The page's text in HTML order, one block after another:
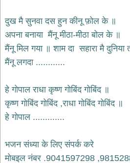
जैन
भजन
jain
bhajans
दुर्गा
durga
bhajans
गणेश
भजन
राम
दुख मै सुनवा दस हुन कीनू फ़ोल के ॥
अपना बनाया मैंनू मीठा-मीठा बोल के ॥
मैंनू मिल गया ॥ शाम दा सहारा मै दुनिया
मैंनू लगदा ............
हे गोपाल राधा कृष्ण गोबिंद गोबिंद ॥
कृष्ण गोबिंद गोबिंद ,राधा गोबिंद गोबिंद ॥
हे गोपाल .............
भजन संध्या के लिए संपर्क करे
मोबइल नंबर .9041597298